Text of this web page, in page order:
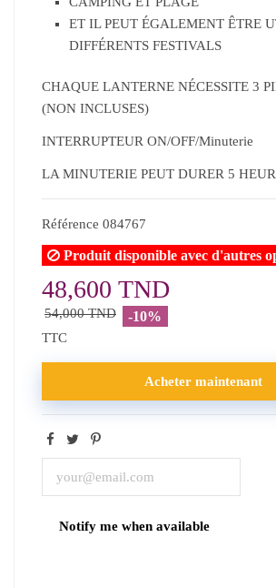
ET IL PEUT ÉGALEMENT ÊTRE
DIFFÉRENTS FESTIVALS
CHAQUE LANTERNE NÉCESSITE 3
(NON INCLUSES)
INTERRUPTEUR ON/OFF/Minuterie
LA MINUTERIE PEUT DURER 5
Référence 084767
Produit disponible avec d'autres
48,600 TND
54,000 TND -10%
TTC
Acheter maintenant